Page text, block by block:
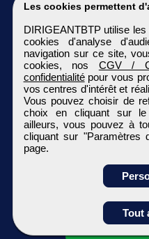
Les cookies permettent
DIRIGEANTBTP utilise
cookies d'analyse
navigation sur ce site,
cookies, nos CGV /
confidentialitépour vous
vos centres d'intérêt et
Vous pouvez choisir de
choix en cliquant sur le
ailleurs, vous pouvez à
cliquant sur
page.
Tout
Tous droits